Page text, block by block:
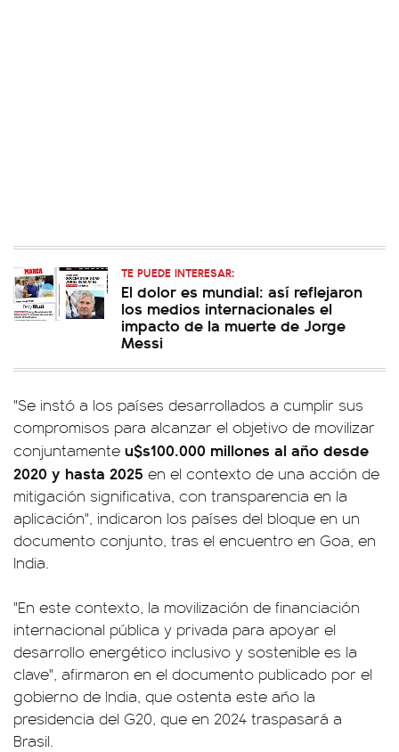
TE PUEDE INTERESAR:
El dolor es mundial: así reflejaron
los medios internacionales el
impacto de la muerte de Jorge
Messi
"Se instó a los países desarrollados a cumplir sus
compromisos para alcanzar el objetivo de movilizar
conjuntamente u$s100.000 millones al año desde
2020 y hasta 2025 en el contexto de una acción de
mitigación significativa, con transparencia en la
aplicación", indicaron los países del bloque en un
documento conjunto, tras el encuentro en Goa, en
India.
"En este contexto, la movilización de financiación
internacional pública y privada para apoyar el
desarrollo energético inclusivo y sostenible es la
clave", afirmaron en el documento publicado por el
gobierno de India, que ostenta este año la
presidencia del G20, que en 2024 traspasará a
Brasil.